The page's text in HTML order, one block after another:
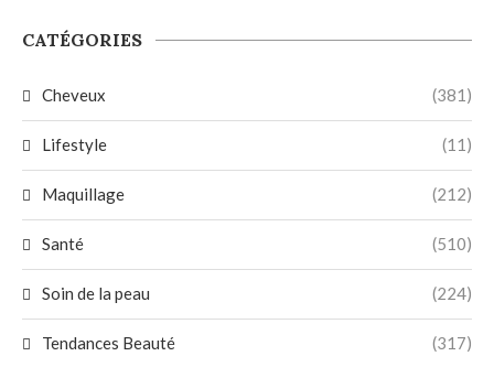
CATÉGORIES
Cheveux (381)
Lifestyle (11)
Maquillage (212)
Santé (510)
Soin de la peau (224)
Tendances Beauté (317)